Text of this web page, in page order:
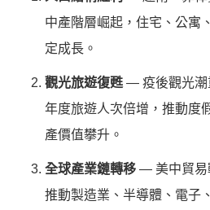
中產階層崛起，住宅、公寓
定成長。
觀光旅遊復甦 — 疫後觀光潮
年度旅遊人次倍增，推動度
產價值攀升。
全球產業鏈轉移 — 美中貿易
推動製造業、半導體、電子